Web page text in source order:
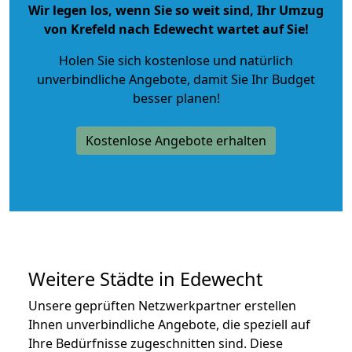
Wir legen los, wenn Sie so weit sind, Ihr Umzug
von Krefeld nach Edewecht wartet auf Sie!
Holen Sie sich kostenlose und natürlich
unverbindliche Angebote, damit Sie Ihr Budget
besser planen!
Kostenlose Angebote erhalten
Weitere Städte in Edewecht
Unsere geprüften Netzwerkpartner erstellen
Ihnen unverbindliche Angebote, die speziell auf
Ihre Bedürfnisse zugeschnitten sind. Diese